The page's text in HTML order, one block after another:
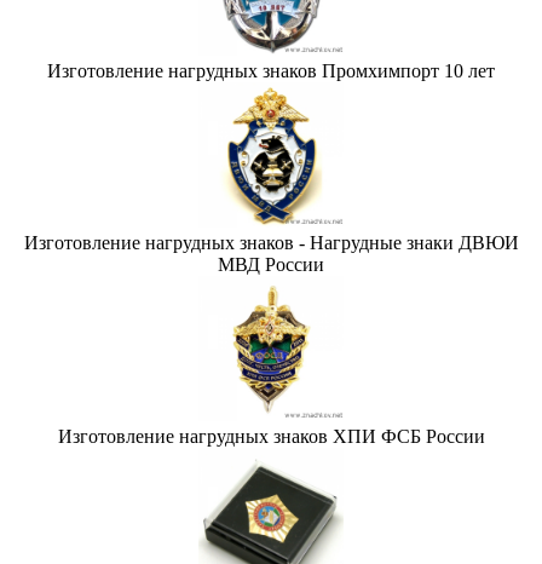
Изготовление нагрудных знаков Промхимпорт 10 лет
Изготовление нагрудных знаков - Нагрудные знаки ДВЮИ
МВД России
Изготовление нагрудных знаков ХПИ ФСБ России